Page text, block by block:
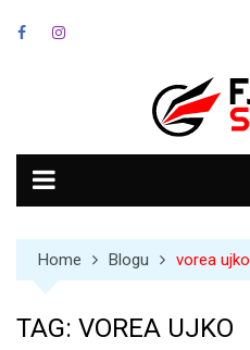
Home Blogu vorea ujko
TAG: VOREA UJKO